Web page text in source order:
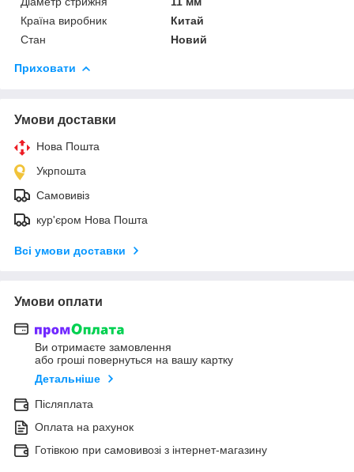
Країна виробник
Китай
Стан
Новий
Приховати
Умови доставки
Нова Пошта
Укрпошта
Самовивіз
кур'єром Нова Пошта
Всі умови доставки
Умови оплати
Ви отримаєте замовлення
або гроші повернуться на вашу картку
Детальніше
Післяплата
Оплата на рахунок
Готівкою при самовивозі з інтернет-магазину